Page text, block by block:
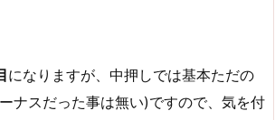
になりますが、中押しでは基本ただの
ナスだった事は無い)ですので、気を付